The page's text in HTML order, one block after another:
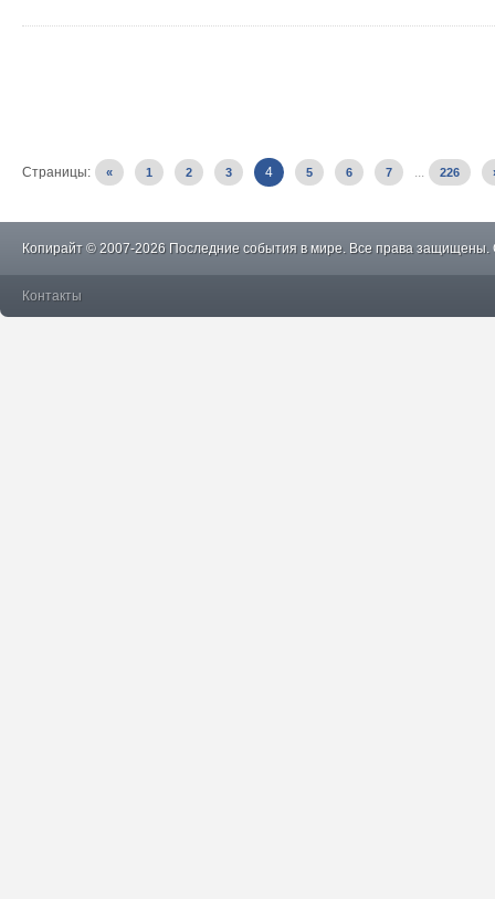
Страницы: « 1 2 3 4 5 6 7 ... 226
Копирайт © 2007-2026 Последние события в мире. Все права защищены.
Контакты